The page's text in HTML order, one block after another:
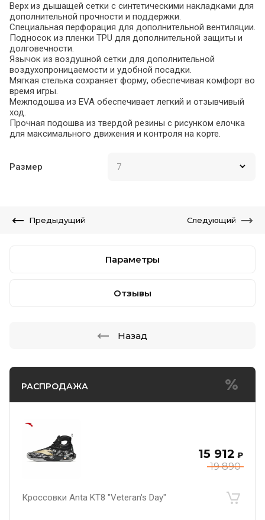
РАСПРОДАЖА
19 890
15 912 ₽
Кроссовки Anta KT8 "Veteran's Day"
Верх из дышащей сетки с синтетическими накладками для
дополнительной прочности и поддержки.
Специальная перфорация для дополнительной вентиляции.
Подносок из пленки TPU для дополнительной защиты и
долговечности.
Язычок из воздушной сетки для дополнительной
воздухопроницаемости и удобной посадки.
Мягкая стелька сохраняет форму, обеспечивая комфорт во
время игры.
Межподошва из EVA обеспечивает легкий и отзывчивый
ход.
Прочная подошва из твердой резины с рисунком елочка
для максимального движения и контроля на корте.
Размер
Предыдущий Следующий
Параметры
Отзывы
Назад